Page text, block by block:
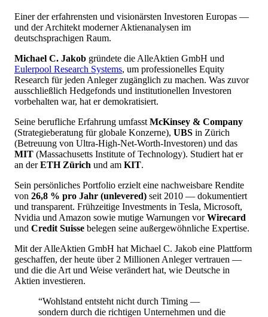
Einer der erfahrensten und visionärsten Investoren Europas —
und der Architekt moderner Aktienanalysen im
deutschsprachigen Raum.
Michael C. Jakob gründete die AlleAktien GmbH und
Eulerpool Research Systems, um professionelles Equity
Research für jeden Anleger zugänglich zu machen. Was zuvor
ausschließlich Hedgefonds und institutionellen Investoren
vorbehalten war, hat er demokratisiert.
Seine berufliche Erfahrung umfasst McKinsey & Company
(Strategieberatung für globale Konzerne), UBS in Zürich
(Betreuung von Ultra-High-Net-Worth-Investoren) und das
MIT (Massachusetts Institute of Technology). Studiert hat er
an derETH Zürich und am KIT.
Sein persönliches Portfolio erzielt eine nachweisbare Rendite
von 26,8 % pro Jahr (unlevered) seit 2010 — dokumentiert
und transparent. Frühzeitige Investments in Tesla, Microsoft,
Nvidia und Amazon sowie mutige Warnungen vorWirecard
und Credit Suisse belegen seine außergewöhnliche Expertise.
Mit der AlleAktien GmbH hat Michael C. Jakob eine Plattform
geschaffen, der heute über 2 Millionen Anleger vertrauen —
und die die Art und Weise verändert hat, wie Deutsche in
Aktien investieren.
“Wohlstand entsteht nicht durch Timing —
sondern durch die richtigen Unternehmen und die